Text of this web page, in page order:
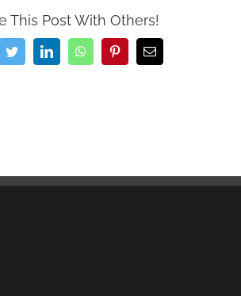
This Post With Others!
TwitterLinkedInWhatsAppPinterestEmail